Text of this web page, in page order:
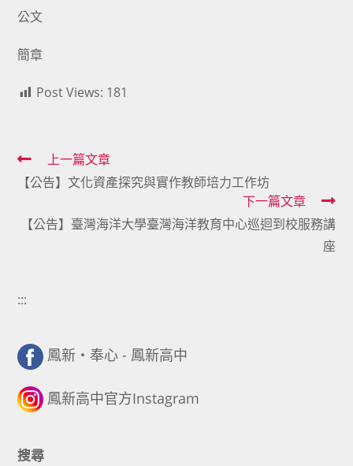
公文
簡章
Post Views: 181
Read
more
articles
上一篇文章
【公告】文化資產探究與實作教師培力工作坊
下一篇文章
【公告】臺灣海洋大學臺灣海洋教育中心巡迴到校服務講
座
:::
鳳新・奉心 - 鳳新高中
鳳新高中官方Instagram
搜尋